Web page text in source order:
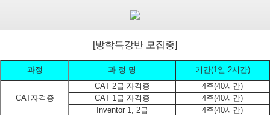
[방학특강반 모집중]
과정 과 정 명 기간(1일 2시간)
CAT자격증
CAT 2급 자격증
4주(40시간)
CAT 1급 자격증
4주(40시간)
Inventor 1, 2급
4주(40시간)